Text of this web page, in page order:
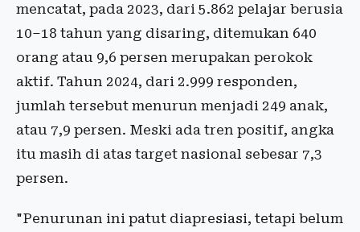
mencatat, pada 2023, dari 5.862 pelajar berusia
10–18 tahun yang disaring, ditemukan 640
orang atau 9,6 persen merupakan perokok
aktif. Tahun 2024, dari 2.999 responden,
jumlah tersebut menurun menjadi 249 anak,
atau 7,9 persen. Meski ada tren positif, angka
itu masih di atas target nasional sebesar 7,3
persen.
"Penurunan ini patut diapresiasi, tetapi belum